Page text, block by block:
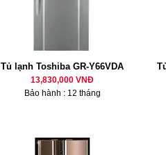
Tủ lạnh Toshiba GR-Y66VDA
13,830,000 VNĐ
Bảo hành : 12 tháng